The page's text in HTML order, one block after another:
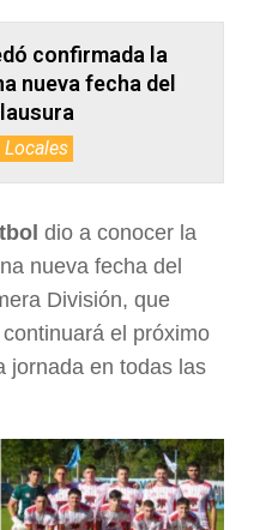
confirmada la
nueva fecha del
Locales
dio a conocer la
nueva fecha del
División, que
el próximo
jornada en todas las